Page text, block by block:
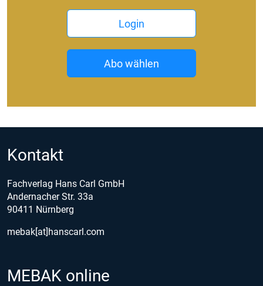
Login
Abo wählen
Kontakt
Fachverlag Hans Carl GmbH
Andernacher Str. 33a
90411 Nürnberg
mebak[at]hanscarl.com
MEBAK online